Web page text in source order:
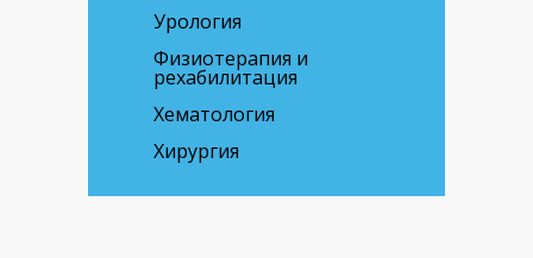
Урология
Физиотерапия и
рехабилитация
Хематология
Хирургия